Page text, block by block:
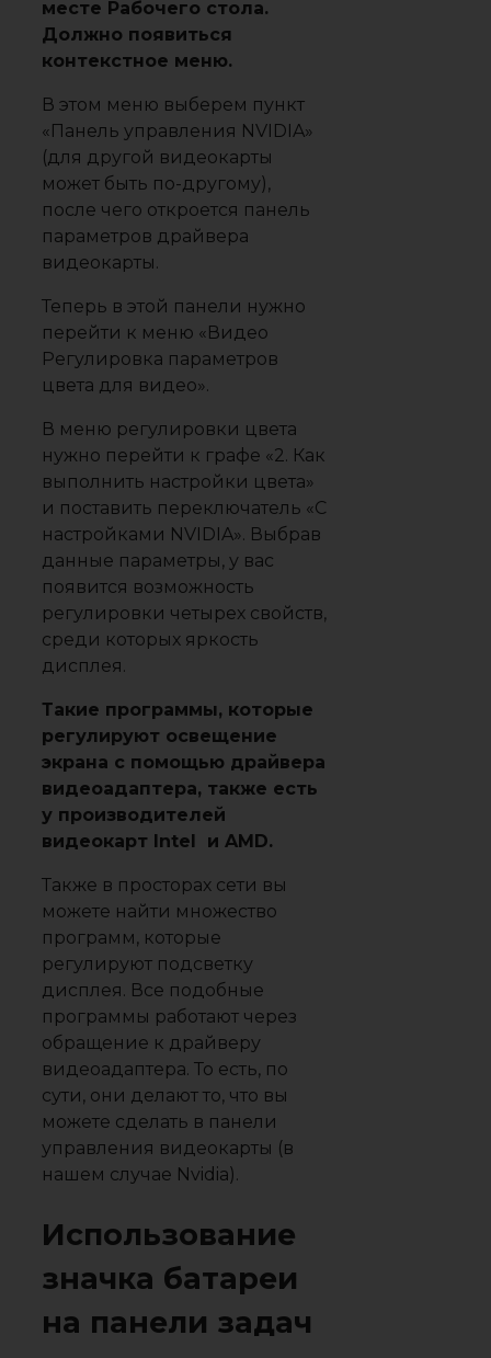
месте Рабочего стола.
Должно появиться
контекстное меню.
В этом меню выберем пункт
«Панель управления NVIDIA»
(для другой видеокарты
может быть по-другому),
после чего откроется панель
параметров драйвера
видеокарты.
Теперь в этой панели нужно
перейти к меню «Видео
Регулировка параметров
цвета для видео».
В меню регулировки цвета
нужно перейти к графе «2. Как
выполнить настройки цвета»
и поставить переключатель «С
настройками NVIDIA». Выбрав
данные параметры, у вас
появится возможность
регулировки четырех свойств,
среди которых яркость
дисплея.
Такие программы, которые
регулируют освещение
экрана с помощью драйвера
видеоадаптера, также есть
у производителей
видеокарт Intel и AMD.
Также в просторах сети вы
можете найти множество
программ, которые
регулируют подсветку
дисплея. Все подобные
программы работают через
обращение к драйверу
видеоадаптера. То есть, по
сути, они делают то, что вы
можете сделать в панели
управления видеокарты (в
нашем случае Nvidia).
Использование
значка батареи
на панели задач